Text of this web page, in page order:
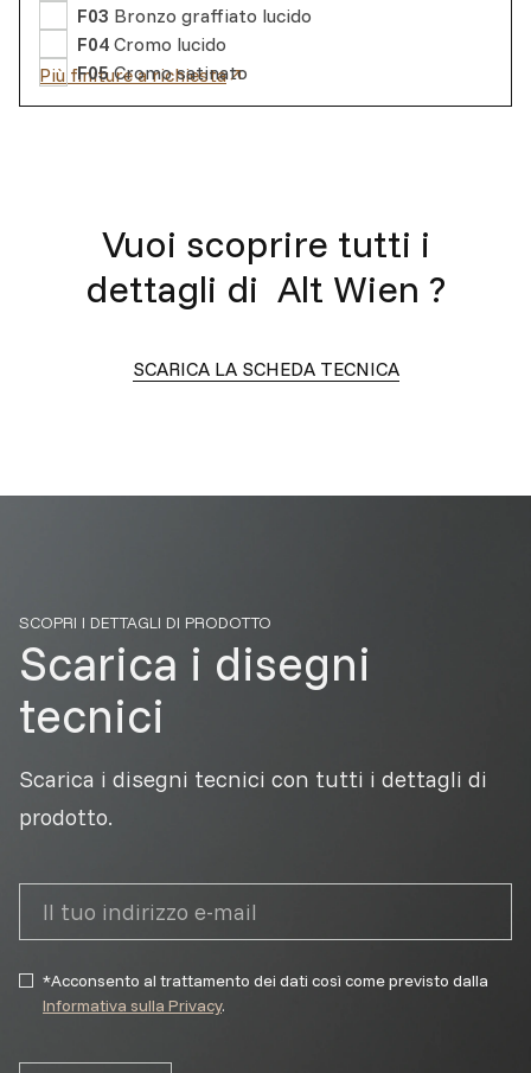
F03 Bronzo graffiato lucido
F04 Cromo lucido
F05 Cromo satinato
Più finiture a richiesta
Vuoi scoprire tutti i
dettagli di Alt Wien ?
SCARICA LA SCHEDA TECNICA
SCOPRI I DETTAGLI DI PRODOTTO
Scarica i disegni
tecnici
Scarica i disegni tecnici con tutti i dettagli di
prodotto.
*Acconsento al trattamento dei dati così come previsto dalla
Informativa sulla Privacy.